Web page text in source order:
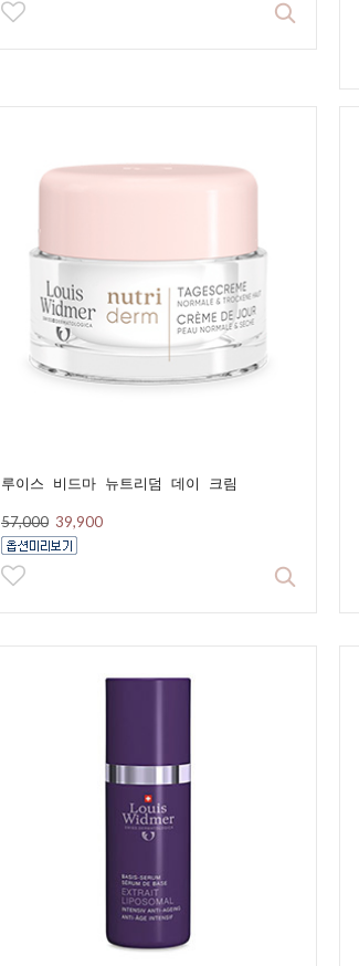
루이스 비드마 뉴트리덤 데이 크림
57,000 39,900